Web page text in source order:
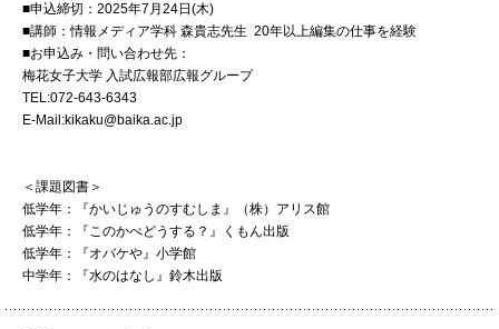
■申込締切：2025年7月24日(木)
■講師：情報メディア学科 森貴志先生 20年以上編集の仕事を経験
■お申込み・問い合わせ先：
梅花女子大学 入試広報部広報グループ
TEL:072-643-6343
E-Mail:kikaku@baika.ac.jp
＜課題図書＞
低学年：『かいじゅうのすむしま』（株）アリス館
低学年：『このかべどうする？』くもん出版
低学年：『オバケや』小学館
中学年：『水のはなし』鈴木出版